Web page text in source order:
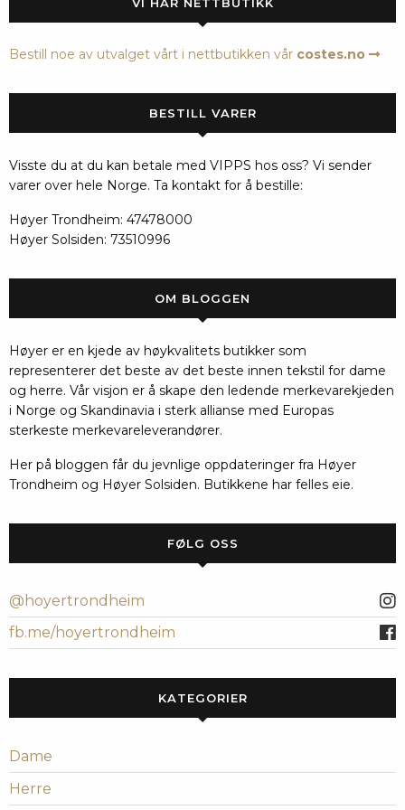
Bestill noe av utvalget vårt i nettbutikken vår costes.no
BESTILL VARER
Visste du at du kan betale med VIPPS hos oss? Vi sender
varer over hele Norge. Ta kontakt for å bestille:
Høyer Trondheim: 47478000
Høyer Solsiden: 73510996
OM BLOGGEN
Høyer er en kjede av høykvalitets butikker som
representerer det beste av det beste innen tekstil for dame
og herre. Vår visjon er å skape den ledende merkevarekjeden
i Norge og Skandinavia i sterk allianse med Europas
sterkeste merkevareleverandører.
Her på bloggen får du jevnlige oppdateringer fra Høyer
Trondheim og Høyer Solsiden. Butikkene har felles eie.
FØLG OSS
@hoyertrondheim
fb.me/hoyertrondheim
KATEGORIER
Dame
Herre